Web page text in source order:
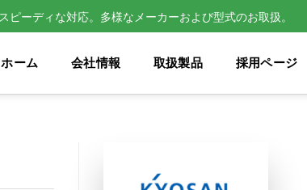
ピーディな対応。多様なメーカーおよび型式のお取扱。
ホーム 会社情報 取扱製品 採用ページ